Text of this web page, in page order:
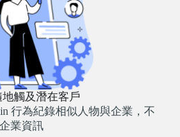
地觸及潛在客戶
行為紀錄相似人物與企業，不
業資訊